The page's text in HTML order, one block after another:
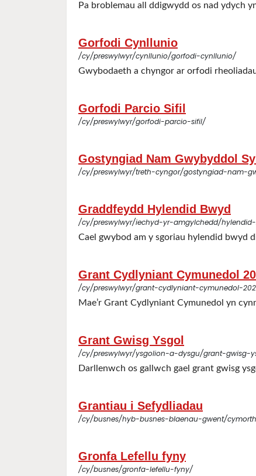
Pa broblemau all ddigwydd os nad ydych
Gorfodi Cynllunio
/cy/preswylwyr/cynllunio/gorfodi-cynllunio/
Gwybodaeth a chyngor ar orfodi
Gorfodi Parcio Sifil
/cy/preswylwyr/gorfodi-parcio-sifil/
Gostyngiad Nam Gwybyddol
/cy/preswylwyr/treth-cyngor/gostyngiad-nam-
Graddfeydd Hylendid Bwyd
/cy/preswylwyr/iechyd-yr-amgylchedd/
Cael gwybod am y sgoriau hylendid bwyd
Grant Cydlyniant Cymunedol
/cy/preswylwyr/grant-cydlyniant-cymunedol-
Mae’r Grant Cydlyniant Cymunedol yn
Grant Gwisg Ysgol
/cy/preswylwyr/ysgolion-a-dysgu/grant-gwisg-
Darllenwch os gallwch gael grant gwisg
Grantiau i Sefydliadau
/cy/busnes/hyb-busnes-blaenau-gwent/
Gronfa Lefellu fyny
/cy/busnes/gronfa-lefellu-fyny/